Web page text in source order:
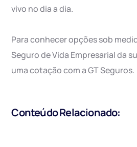
vivo no dia a dia.
Para conhecer opções sob
Seguro de Vida Empresarial da
uma cotação com a GT Seguros.
Conteúdo Relacionado: